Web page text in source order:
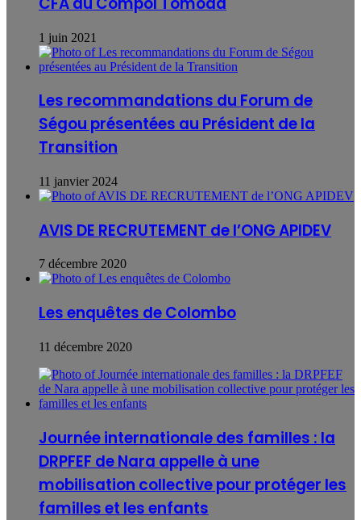
1 juin 2021
Les recommandations du Forum de
Ségou présentées au Président de la
Transition
11 janvier 2024
AVIS DE RECRUTEMENT de l’ONG APIDEV
7 décembre 2020
Les enquêtes de Colombo
11 décembre 2020
Journée internationale des familles : la
DRPFEF de Nara appelle à une
mobilisation collective pour protéger les
familles et les enfants